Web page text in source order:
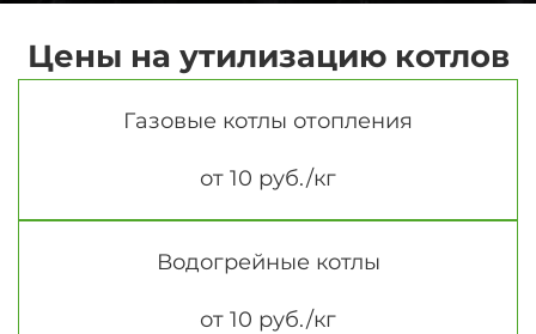
Цены на утилизацию котлов
Газовые котлы отопления
от 10 руб./кг
Водогрейные котлы
от 10 руб./кг